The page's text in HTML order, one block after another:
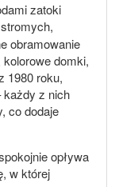
zatoki
obramowanie
domki,
1980 roku,
każdy z nich
co dodaje
opływa
w której